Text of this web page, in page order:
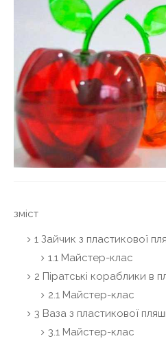
зміст
1 Зайчик з пластикової
1.1 Майстер-клас
2 Піратські кораблики в
2.1 Майстер-клас
3 Ваза з пластикової
3.1 Майстер-клас